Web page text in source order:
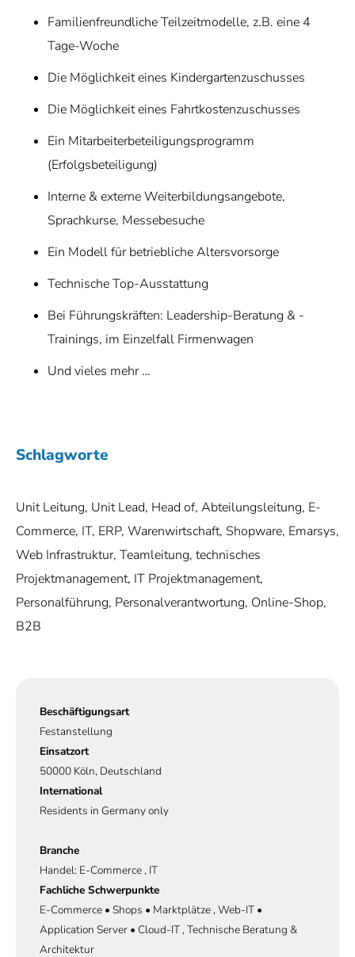
Familienfreundliche Teilzeitmodelle, z.B. eine 4
Tage-Woche
Die Möglichkeit eines Kindergartenzuschusses
Die Möglichkeit eines Fahrtkostenzuschusses
Ein Mitarbeiterbeteiligungsprogramm
(Erfolgsbeteiligung)
Interne & externe Weiterbildungsangebote,
Sprachkurse, Messebesuche
Ein Modell für betriebliche Altersvorsorge
Technische Top-Ausstattung
Bei Führungskräften: Leadership-Beratung & -
Trainings, im Einzelfall Firmenwagen
Und vieles mehr …
Schlagworte
Unit Leitung, Unit Lead, Head of, Abteilungsleitung, E-
Commerce, IT, ERP, Warenwirtschaft, Shopware, Emarsys,
Web Infrastruktur, Teamleitung, technisches
Projektmanagement, IT Projektmanagement,
Personalführung, Personalverantwortung, Online-Shop,
B2B
Beschäftigungsart
Festanstellung
Einsatzort
50000 Köln, Deutschland
International
Residents in Germany only
Branche
Handel: E-Commerce , IT
Fachliche Schwerpunkte
E-Commerce • Shops • Marktplätze , Web-IT •
Application Server • Cloud-IT , Technische Beratung &
Architektur